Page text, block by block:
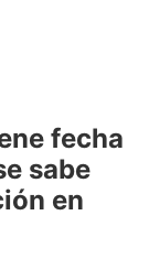
fecha
sabe
en